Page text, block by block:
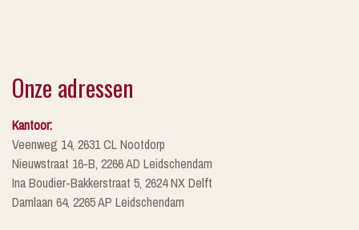
Onze adressen
Kantoor:
Veenweg 14, 2631 CL Nootdorp
Nieuwstraat 16-B, 2266 AD Leidschendam
Ina Boudier-Bakkerstraat 5, 2624 NX Delft
Damlaan 64, 2265 AP Leidschendam